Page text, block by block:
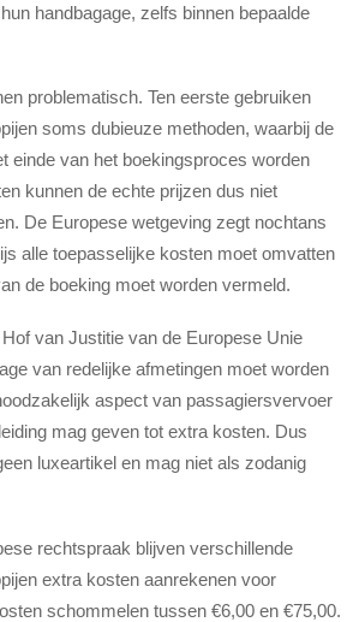
handbagage, zelfs binnen bepaalde
problematisch. Ten eerste gebruiken
soms dubieuze methoden, waarbij de
einde van het boekingsproces worden
kunnen de echte prijzen dus niet
De Europese wetgeving zegt nochtans
alle toepasselijke kosten moet omvatten
de boeking moet worden vermeld.
van Justitie van de Europese Unie
van redelijke afmetingen moet worden
aspect van passagiersvervoer
mag geven tot extra kosten. Dus
luxeartikel en mag niet als zodanig
rechtspraak blijven verschillende
extra kosten aanrekenen voor
schommelen tussen €6,00 en €75,00.